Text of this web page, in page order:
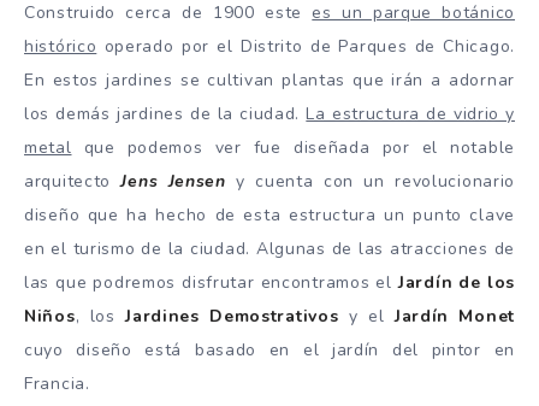
Construido cerca de 1900 este es un parque botánico
histórico operado por el Distrito de Parques de Chicago.
En estos jardines se cultivan plantas que irán a adornar
los demás jardines de la ciudad.La estructura de vidrio y
metal que podemos ver fue diseñada por el notable
arquitectoJens Jensen y cuenta con un revolucionario
diseño que ha hecho de esta estructura un punto clave
en el turismo de la ciudad. Algunas de las atracciones de
las que podremos disfrutar encontramos elJardín de los
Niños, losJardines Demostrativos y elJardín Monet
cuyo diseño está basado en el jardín del pintor en
Francia.